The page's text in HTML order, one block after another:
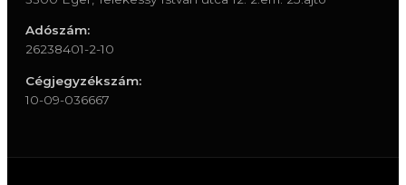
Adószám:
26238401-2-10
Cégjegyzékszám:
10-09-036667